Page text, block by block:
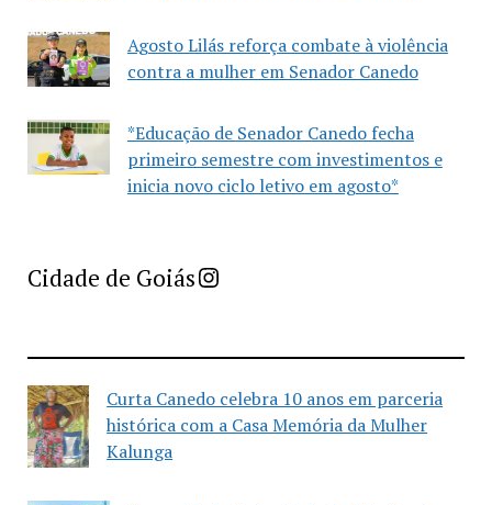
Agosto Lilás reforça combate à violência
contra a mulher em Senador Canedo
*Educação de Senador Canedo fecha
primeiro semestre com investimentos e
inicia novo ciclo letivo em agosto*
Cidade de GoiásImprensa Criativa da Cidade de Goiás
Curta Canedo celebra 10 anos em parceria
histórica com a Casa Memória da Mulher
Kalunga